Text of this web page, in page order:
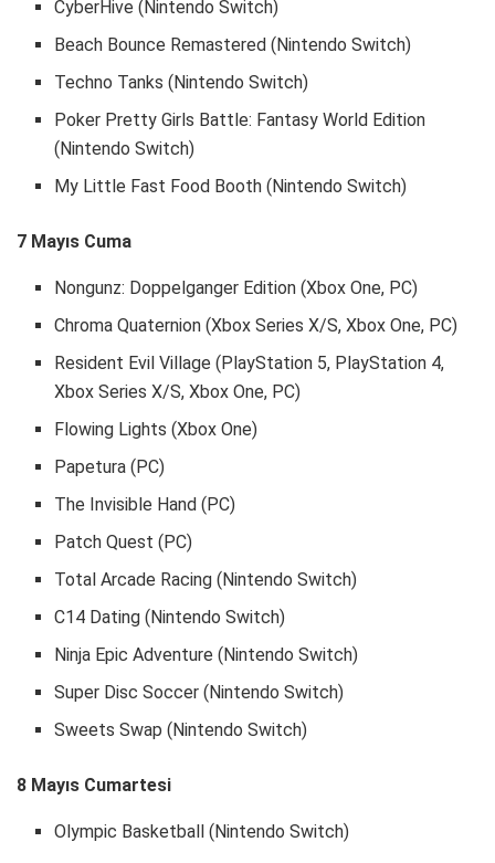
CyberHive (Nintendo Switch)
Beach Bounce Remastered (Nintendo Switch)
Techno Tanks (Nintendo Switch)
Poker Pretty Girls Battle: Fantasy World Edition
(Nintendo Switch)
My Little Fast Food Booth (Nintendo Switch)
7 Mayıs Cuma
Nongunz: Doppelganger Edition (Xbox One, PC)
Chroma Quaternion (Xbox Series X/S, Xbox One, PC)
Resident Evil Village (PlayStation 5, PlayStation 4,
Xbox Series X/S, Xbox One, PC)
Flowing Lights (Xbox One)
Papetura (PC)
The Invisible Hand (PC)
Patch Quest (PC)
Total Arcade Racing (Nintendo Switch)
C14 Dating (Nintendo Switch)
Ninja Epic Adventure (Nintendo Switch)
Super Disc Soccer (Nintendo Switch)
Sweets Swap (Nintendo Switch)
8 Mayıs Cumartesi
Olympic Basketball (Nintendo Switch)